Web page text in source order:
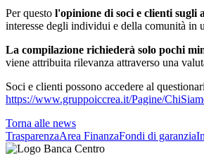
Per questo l'opinione di soci e clienti sugli
interesse degli individui e della comunità in
La compilazione richiederà solo pochi
viene attribuita rilevanza attraverso una
Soci e clienti possono accedere al
https://www.gruppoiccrea.it/Pagine/
Torna alle news
TrasparenzaArea FinanzaFondi di garanzia